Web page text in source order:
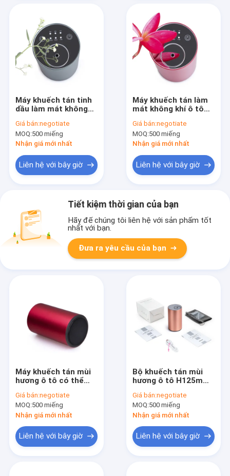
Máy khuếch tán tinh
dầu làm mát không
Giá bán:negotiate
MOQ:500 miếng
Nhận giá mới nhất
Liên hệ với bây giờ
Máy khuếch tán làm
mát không khí ô tô
hương thơm ô tô
RoHS
Giá bán:negotiate
MOQ:500 miếng
Nhận giá mới nhất
Liên hệ với bây giờ
Tiết kiệm thời gian của bạn
Hãy để chúng tôi liên hệ với sản phẩm tốt
nhất với bạn.
Đưa ra yêu cầu của bạn
Máy khuếch tán mùi
hương ô tô có thể
trình hẹn giờ
Giá bán:negotiate
MOQ:500 miếng
Nhận giá mới nhất
Liên hệ với bây giờ
Bộ khuếch tán mùi
hương ô tô H125mm
gian làm việc 30 giờ
Giá bán:negotiate
MOQ:500 miếng
Nhận giá mới nhất
Liên hệ với bây giờ